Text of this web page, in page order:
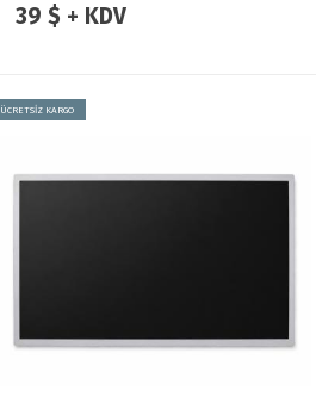
39 $ + KDV
ÜCRETSİZ KARGO